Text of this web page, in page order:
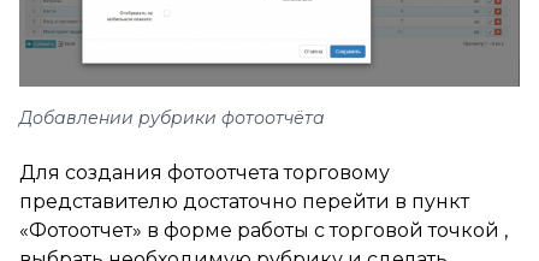
Добавлении рубрики фотоотчёта
Для создания фотоотчета торговому
представителю достаточно перейти в пункт
«Фотоотчет» в форме работы с торговой точкой ,